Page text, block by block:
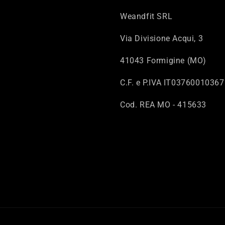
Weandfit SRL
Via Divisione Acqui, 3
41043 Formigine (MO)
C.F. e P.IVA IT03760010367
Cod. REA MO - 415633